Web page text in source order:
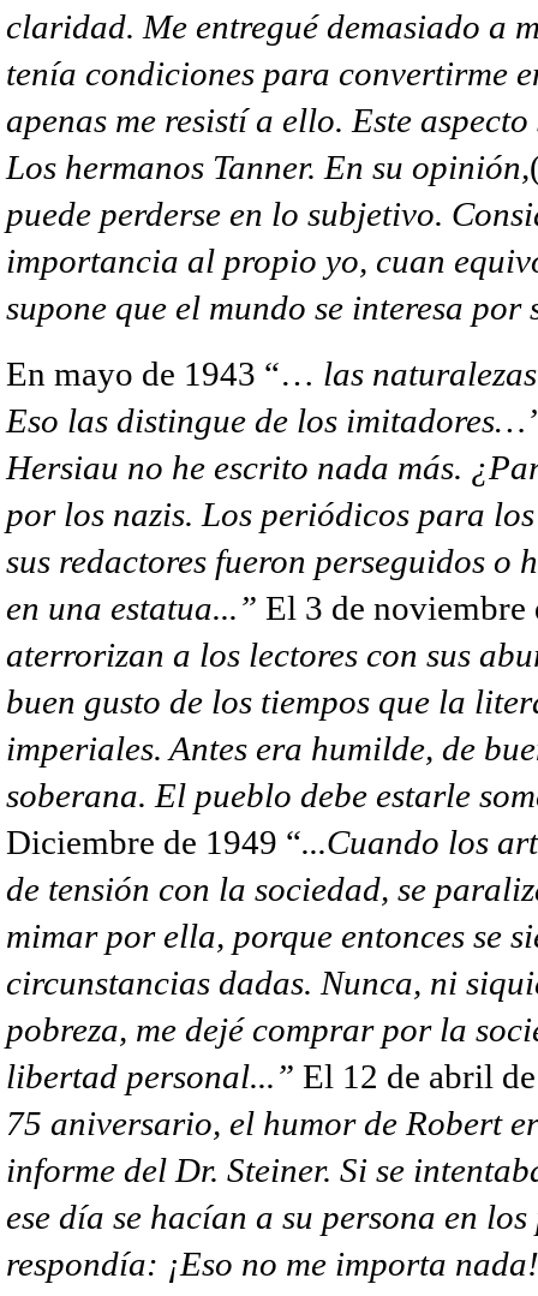
claridad. Me entregué demasiado a
tenía condiciones para convertirme
apenas me resistí a ello. Este
Los hermanos Tanner. En su opinión,
puede perderse en lo subjetivo.
importancia al propio yo, cuan
supone que el mundo se interesa por
En mayo de 1943 “… las
Eso las distingue de los
Hersiau no he escrito nada más.
por los nazis. Los periódicos para
sus redactores fueron perseguidos o
en una estatua...” El 3 de
aterrorizan a los lectores con sus
buen gusto de los tiempos que la
imperiales. Antes era humilde, de
soberana. El pueblo debe estarle
Diciembre de 1949 “...Cuando los
de tensión con la sociedad, se
mimar por ella, porque entonces se
circunstancias dadas. Nunca, ni
pobreza, me dejé comprar por la
libertad personal...” El 12 de abril
75 aniversario, el humor de Robert
informe del Dr. Steiner. Si se
ese día se hacían a su persona en
respondía: ¡Eso no me importa